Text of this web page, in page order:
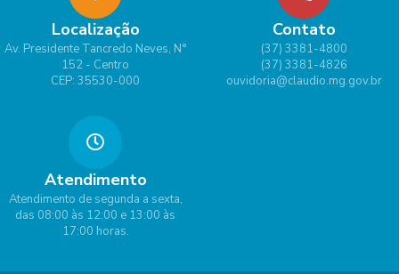
Localização
Av. Presidente Tancredo Neves, N°
152 - Centro
CEP: 35530-000
Contato
(37) 3381-4800
(37) 3381-4826
ouvidoria@claudio.mg.gov.br
Atendimento
Atendimento de segunda a sexta,
das 08:00 às 12:00 e 13:00 às
17:00 horas.